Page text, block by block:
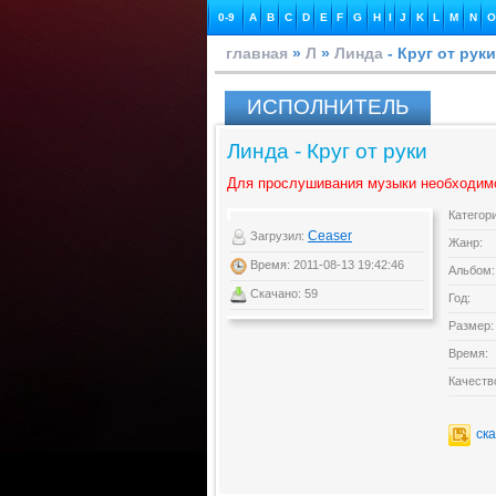
0-9 A B C D E F G H I J K L M N O
главная » Л » Линда - Круг от руки
ИСПОЛНИТЕЛЬ
Линда - Круг от руки
Для прослушивания музыки
Загрузил: Ceaser
Время: 2011-08-13 19:42:46
Скачано: 59
Жанр:
Альбом:
Год:
Размер:
Время: